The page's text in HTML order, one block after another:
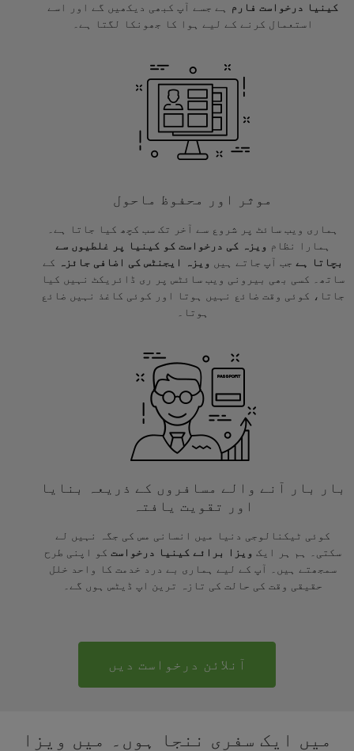
کینیا درخواست فارم
ہے جسے آپ کبھی دیکھیں گے اور اسے
استعمال کرنے کے لیے ہوا کا جھونکا لگتا ہے۔
موثر اور محفوظ ماحول
ہماری ویب سائٹ پر شروع سے آخر تک سب کچھ کیا جاتا ہے۔
ہمارا نظام ویزہ کی درخواست کو کینیا پر غلطیوں سے
بچاتا ہے جب آپ جاتے ہیں ویزہ ایجنٹس کی اضافی جائزہ
کے
ساتھ۔ کسی بھی بیرونی ویب سائٹس پر ری ڈائریکٹ نہیں کیا
جاتا، کوئی وقت ضائع نہیں ہوتا اور کوئی کاغذ نہیں ضائع
ہوتا۔
بار بار آنے والے مسافروں کے ذریعہ بنایا
اور تقویت یافتہ
کوئی ٹیکنالوجی دنیا میں انسانی مس کی جگہ نہیں لے
سکتی۔ ہم ہر ایک ویزا برائے کینیا درخواست کو اپنی طرح
سمجھتے ہیں۔ آپ کے لیے ہماری بے درد خدمت کا واحد خلل
حقیقی وقت کی حالت کی تازہ ترین اپ ڈیٹس ہوں گے۔
آنلائن درخواست دیں
میں ایک سفری ننجا ہوں۔ میں ویزا